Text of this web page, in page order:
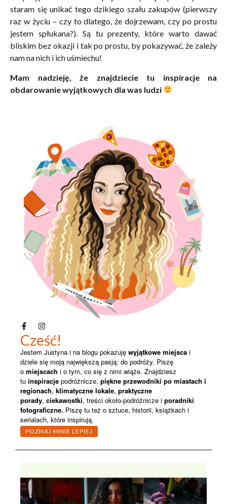
staram się unikać tego dzikiego szału zakupów (pierwszy
raz w życiu – czy to dlatego, że dojrzewam, czy po prostu
jestem spłukana?). Są tu prezenty, które warto dawać
bliskim bez okazji i tak po prostu, by pokazywać, że zależy
nam na nich i ich uśmiechu!
Mam nadzieję, że znajdziecie tu inspiracje na
obdarowanie wyjątkowych dla was ludzi
Cześć!
Jestem Justyna i na blogu pokazuję wyjątkowe miejsca i
dziele się moją największą pasją: do podróży. Piszę
o miejscach i o tym, co się z nimi wiąże. Znajdziesz
tu inspiracje podróżnicze, piękne przewodniki po miastach i
regionach, klimatyczne lokale, praktyczne
porady, ciekawostki, treści około-podróżnicze i poradniki
fotograficzne. Piszę tu też o sztuce, historii, książkach i
serialach, które inspirują.
POZNAJ MNIE LEPIEJ